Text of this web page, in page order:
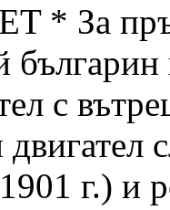
* За
с
г.) и